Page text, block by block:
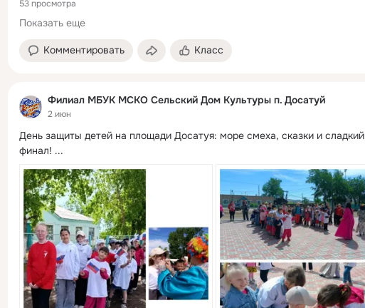
53 просмотра
Показать еще
Комментировать Класс
Филиал МБУК МСКО Сельский Дом Культуры п. Досатуй
2 июн
День защиты детей на площади Досатуя: море смеха, сказки и сладкий
финал! ...